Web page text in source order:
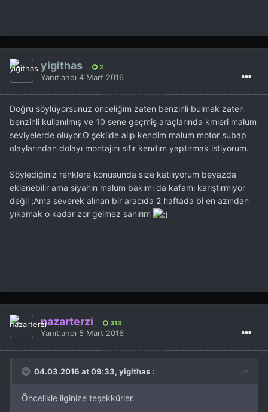
yigithas 2
Yanıtlandı 4 Mart 2016
Doğru söylüyorsunuz önceliğim zaten benzinli bulmak zaten
benzinli kullanılmış ve 10 sene geçmiş araçlarında kmleri malum
seviyelerde oluyor.O şekilde alıp kendim malum motor subap
olaylarından dolayı montajını sıfır kendım yaptırmak istiyorum.
Söylediğiniz renklere konusunda size katılıyorum beyazda
eklenebilir ama siyahın malum bakımı da kafamı karıştırmıyor
değil ;Ama severek alınan bir aracıda 2 haftada bi en azından
yıkamak o kadar zor gelmez sanırım
nazarterzi 313
Yanıtlandı 5 Mart 2016
04.03.2016 at 09:33, yigithas :
Öncelikle ilginize teşekkürler.